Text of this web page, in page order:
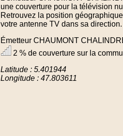
une couverture pour la télévision
Retrouvez la position
votre antenne TV dans sa direction.
Émetteur CHAUMONT
2 % de couverture sur la
Latitude : 5.401944
Longitude : 47.803611